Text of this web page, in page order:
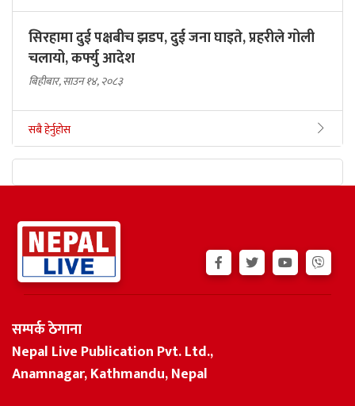
सिरहामा दुई पक्षबीच झडप, दुई जना घाइते, प्रहरीले गोली
चलायो, कर्फ्यु आदेश
बिहीबार, साउन १४, २०८३
सबै हेर्नुहोस
सम्पर्क ठेगाना
Nepal Live Publication Pvt. Ltd.,
Anamnagar, Kathmandu, Nepal